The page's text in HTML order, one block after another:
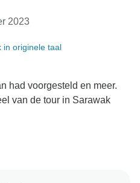
2023
in originele taal
had voorgesteld en meer.
van de tour in Sarawak